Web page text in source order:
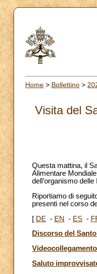
Home > Bollettino >
Visita del
Questa mattina, il
Alimentare
dell’organismo
Riportiamo di
presenti nel corso
[ DE - EN - ES -
Discorso del
Saluto